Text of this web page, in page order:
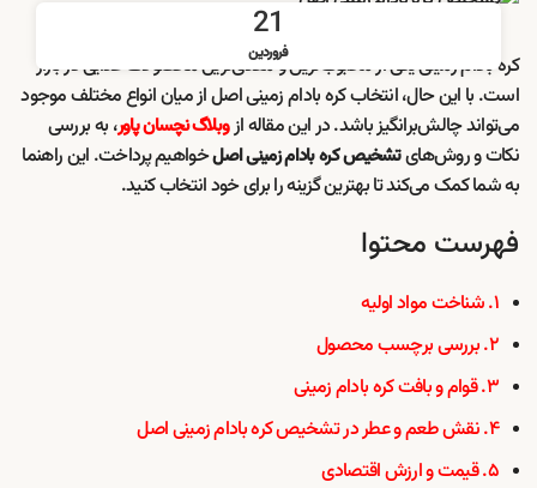
21
فروردین
کره بادام زمینی یکی از محبوب‌ترین و مغذی‌ترین محصولات غذایی در بازار
است. با این حال، انتخاب کره بادام زمینی اصل از میان انواع مختلف موجود
می‌تواند چالش‌برانگیز باشد. در این مقاله ازوبلاگ نچسان پاور، به بررسی
نکات و روش‌هایتشخیص کره بادام زمینی اصلخواهیم پرداخت. این راهنما
به شما کمک می‌کند تا بهترین گزینه را برای خود انتخاب کنید.
فهرست محتوا
۱. شناخت مواد اولیه
۲. بررسی برچسب محصول
۳. قوام و بافت کره بادام زمینی
۴. نقش طعم و عطر در تشخیص کره بادام زمینی اصل
۵. قیمت و ارزش اقتصادی